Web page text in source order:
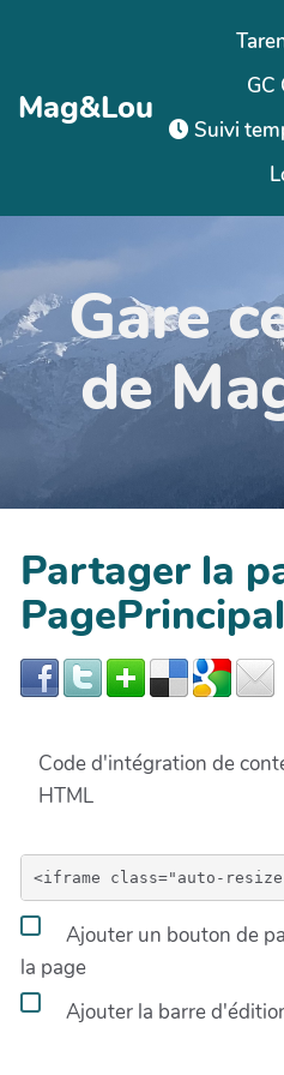
Aller au contenu principal
Mag&Lou
GC
Suivi
Gare
de
Partager la
Code d'intégration de
HTML
Ajouter un bouton de
la page
Ajouter la barre